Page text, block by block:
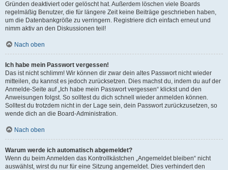
Gründen deaktiviert oder gelöscht hat. Außerdem löschen viele Boards
regelmäßig Benutzer, die für längere Zeit keine Beiträge geschrieben haben,
um die Datenbankgröße zu verringern. Registriere dich einfach erneut und
nimm aktiv an den Diskussionen teil!
Nach oben
Ich habe mein Passwort vergessen!
Das ist nicht schlimm! Wir können dir zwar dein altes Passwort nicht wieder
mitteilen, du kannst es jedoch zurücksetzen. Dies machst du, indem du auf der
Anmelde-Seite auf „Ich habe mein Passwort vergessen“ klickst und den
Anweisungen folgst. So solltest du dich schnell wieder anmelden können.
Solltest du trotzdem nicht in der Lage sein, dein Passwort zurückzusetzen, so
wende dich an die Board-Administration.
Nach oben
Warum werde ich automatisch abgemeldet?
Wenn du beim Anmelden das Kontrollkästchen „Angemeldet bleiben“ nicht
auswählst, wirst du nur für eine Sitzung angemeldet. Dies verhindert den